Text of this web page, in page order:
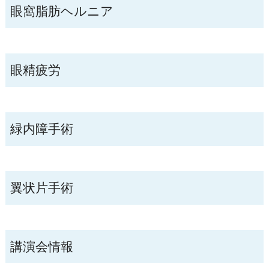
眼窩脂肪ヘルニア
眼精疲労
緑内障手術
翼状片手術
講演会情報